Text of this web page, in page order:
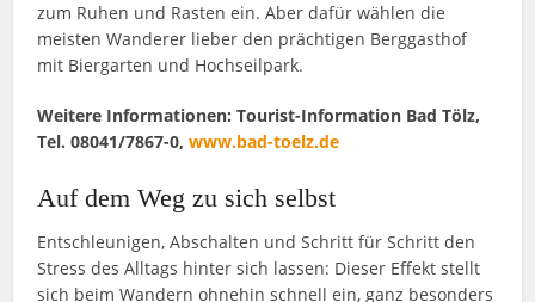
zum Ruhen und Rasten ein. Aber dafür wählen die
meisten Wanderer lieber den prächtigen Berggasthof
mit Biergarten und Hochseilpark.
Weitere Informationen: Tourist-Information Bad Tölz,
Tel. 08041/7867-0,www.bad-toelz.de
Auf dem Weg zu sich selbst
Entschleunigen, Abschalten und Schritt für Schritt den
Stress des Alltags hinter sich lassen: Dieser Effekt stellt
sich beim Wandern ohnehin schnell ein, ganz besonders